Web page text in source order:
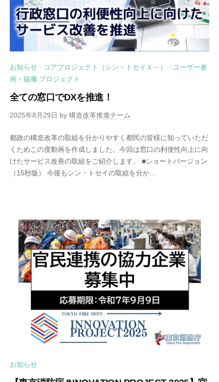
お知らせ / コアプロジェクト（シン・トセイＸ～） / ユーザー参
画・協働 プロジェクト
全ての窓口でDXを推進！
2025年8月29日 by 構造改革推進チーム
都政の構造改革の取組を分かりやすく都民の皆様に知っていただ
くためこの度動画を作成しました。今回は窓口の利便性向上に向
けたサービス改善の取組をご紹介します。 ■ショートバージョン
（15秒版） 今後もシン・トセイの取組を分か...
お知らせ